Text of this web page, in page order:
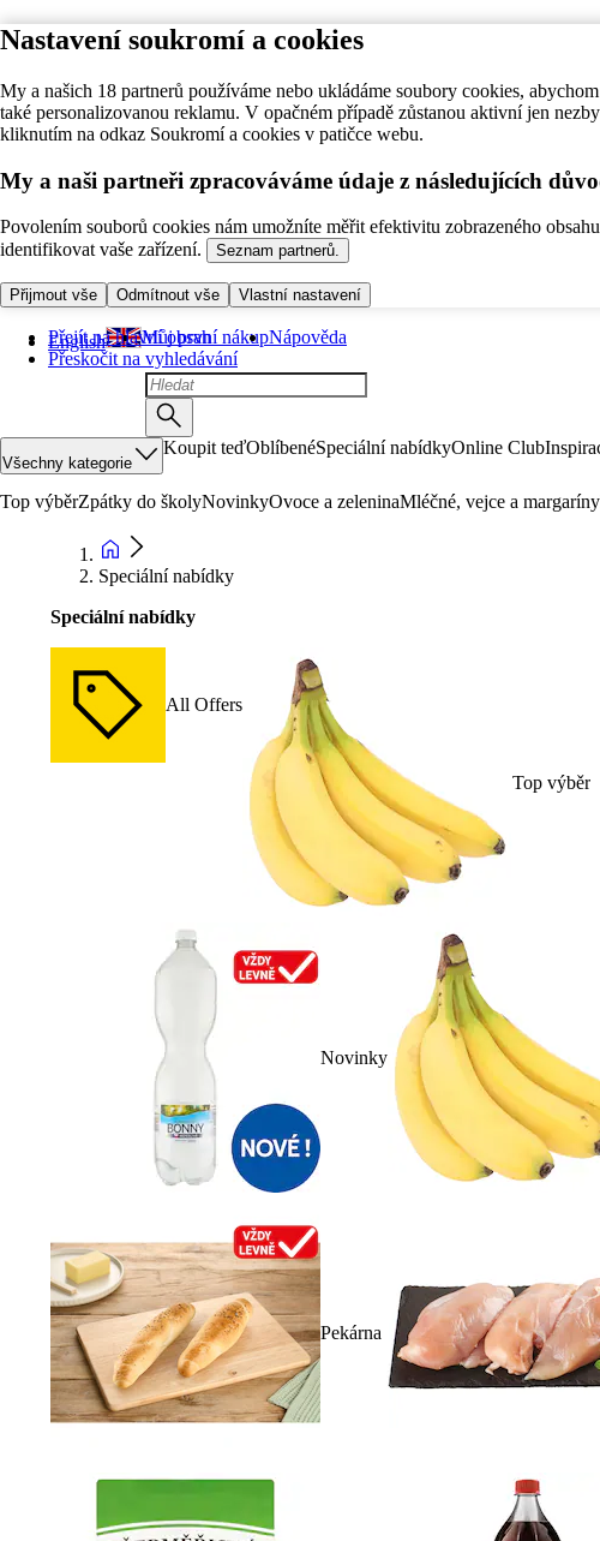
Nastavení soukromí a cookies
My a našich 18 partnerů používáme nebo ukládáme soubory cookies,
také personalizovanou reklamu. V opačném případě zůstanou aktivní jen
kliknutím na odkaz Soukromí a cookies v patičce webu.
My a naši partneři zpracováváme údaje z následujících
Povolením souborů cookies nám umožníte měřit efektivitu zobrazeného
identifikovat vaše zařízení.
Seznam partnerů.
Přijmout vše Odmítnout vše Vlastní nastavení
Přejít na hlavní obsah
Přeskočit na vyhledávání
English Můj první nákupNápověda
Všechny kategorie
Koupit teďOblíbenéSpeciální nabídkyOnline Club
Top výběrZpátky do školyNovinkyOvoce a zeleninaMléčné, vejce a margaríny
Speciální nabídky
Speciální nabídky
All Offers
Top výběr
Novinky
Pekárna